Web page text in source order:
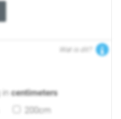
Wat is dit?
incentimeters
200cm